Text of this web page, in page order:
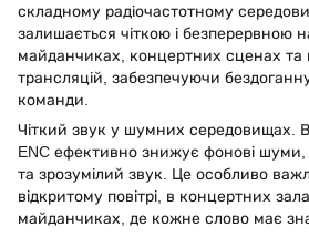
складному радіочастотному
залишається чіткою і безперервною
майданчиках, концертних сценах та
трансляцій, забезпечуючи
команди.
Чіткий звук у шумних середовищах.
ENC ефективно знижує фонові
та зрозумілий звук. Це особливо
відкритому повітрі, в концертних
майданчиках, де кожне слово має